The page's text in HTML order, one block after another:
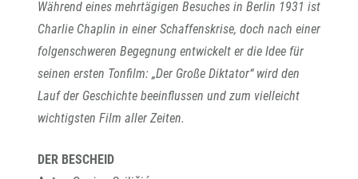
Während eines mehrtägigen Besuches in Berlin 1931 ist
Charlie Chaplin in einer Schaffenskrise, doch nach einer
folgenschweren Begegnung entwickelt er die Idee für
seinen ersten Tonfilm: „Der Große Diktator“ wird den
Lauf der Geschichte beeinflussen und zum vielleicht
wichtigsten Film aller Zeiten.
DER BESCHEID